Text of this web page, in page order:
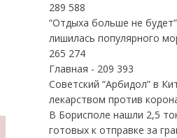
289 588
“Отдыха больше не
лишилась популярного
265 274
Главная - 209 393
Советский “Арбидол” в
лекарством против
В Борисполе нашли 2,5
готовых к отправке за